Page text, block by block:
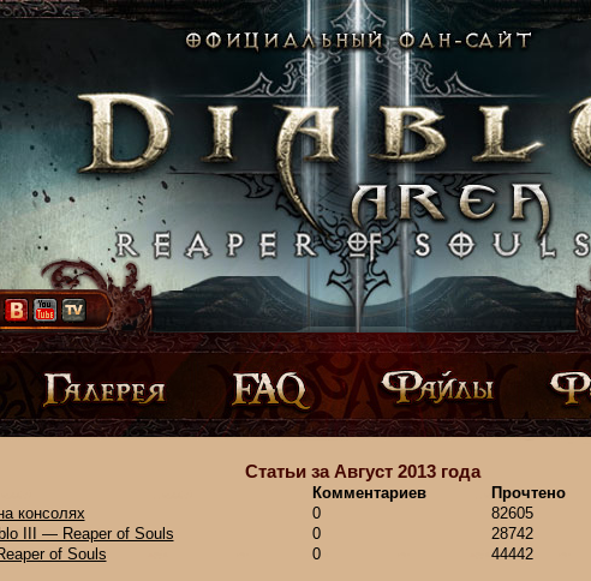
Статьи за Август 2013 года
Комментариев Прочтено
консолях
0 82605
III — Reaper of Souls
0 28742
of Souls
0 44442